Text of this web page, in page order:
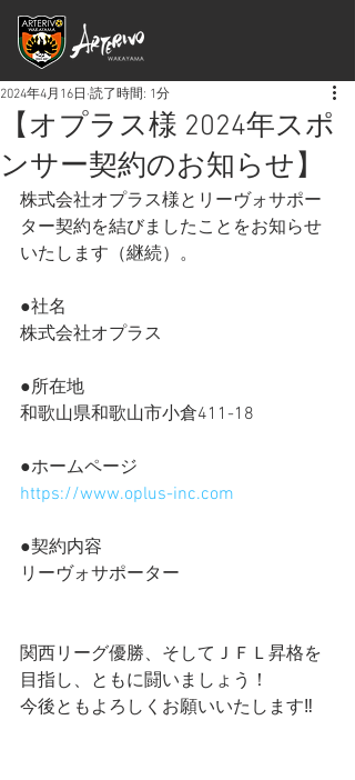
【オプラス様 2024年スポ
ンサー契約のお知らせ】
2024年4月16日 読了時間: 1分
株式会社オプラス様とリーヴォサポー
ター契約を結びましたことをお知らせ
いたします（継続）。
●社名
株式会社オプラス
●所在地
和歌山県和歌山市小倉411-18
●ホームページ
https://www.oplus-inc.com
●契約内容
リーヴォサポーター
関西リーグ優勝、そしてＪＦＬ昇格を
目指し、ともに闘いましょう！
今後ともよろしくお願いいたします‼️